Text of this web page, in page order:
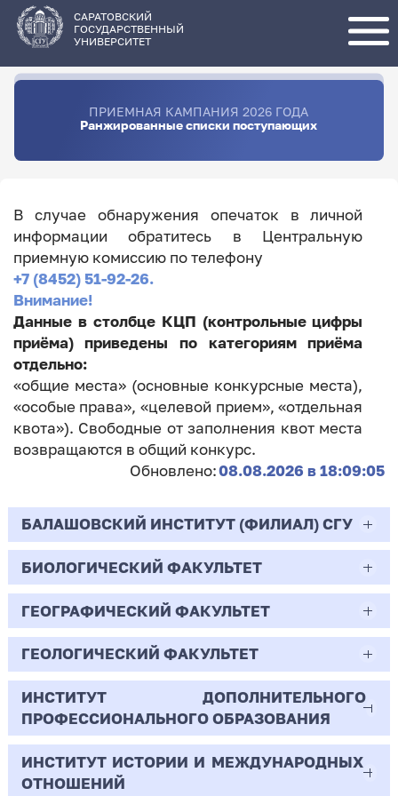
основному
содержанию
САРАТОВСКИЙ
ГОСУДАРСТВЕННЫЙ
УНИВЕРСИТЕТ
ПРИЕМНАЯ КАМПАНИЯ 2026 ГОДА
Ранжированные списки поступающих
В случае обнаружения опечаток в личной
информации обратитесь в Центральную
приемную комиссию по телефону
+7 (8452) 51-92-26.
Внимание!
Данные в столбце КЦП (контрольные цифры
приёма) приведены по категориям приёма
отдельно:
«общие места» (основные конкурсные места),
«особые права», «целевой прием», «отдельная
квота»). Свободные от заполнения квот места
возвращаются в общий конкурс.
Обновлено:08.08.2026 в 18:09:05
БАЛАШОВСКИЙ ИНСТИТУТ (ФИЛИАЛ) СГУ
44.03.02
Психолого-педагогическое образование
Очная | Бакалавр
Всего бюджетных мест - 10
Бюджет/
Общие места
Профиль: Практическая
психология образования
БИОЛОГИЧЕСКИЙ ФАКУЛЬТЕТ
06.03.01
Биология
Очная | Бакалавр
Всего бюджетных мест - 50
Бюджет/Общие места
ГЕОГРАФИЧЕСКИЙ ФАКУЛЬТЕТ
05.03.02
География
Очная | Бакалавр
Всего бюджетных мест - 15
ГЕОЛОГИЧЕСКИЙ ФАКУЛЬТЕТ
05.03.01
Геология
Очная | Бакалавр
ИНСТИТУТ ДОПОЛНИТЕЛЬНОГО
ПРОФЕССИОНАЛЬНОГО ОБРАЗОВАНИЯ
38.03.02
ИНСТИТУТ ИСТОРИИ И МЕЖДУНАРОДНЫХ
ОТНОШЕНИЙ